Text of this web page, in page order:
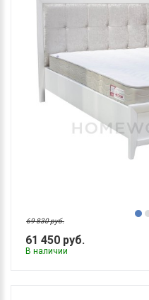
61 450 руб.
69 830 руб.
В наличии